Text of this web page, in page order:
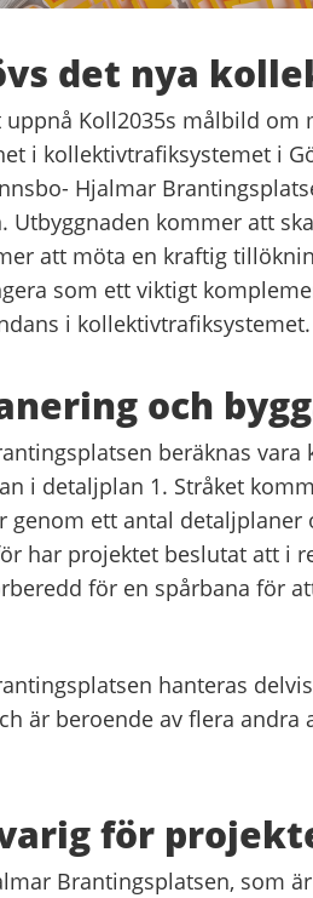
det nya
Koll2035s målbild om
i kollektivtrafiksystemet i
Hjalmar
Utbyggnaden kommer att
att möta en kraftig
som ett viktigt
i kollektivtrafiksystemet.
och
beräknas vara
i detaljplan 1. Stråket
genom ett antal
har projektet beslutat att i
för en spårbana för
hanteras
är beroende av flera
för
Brantingsplatsen, som